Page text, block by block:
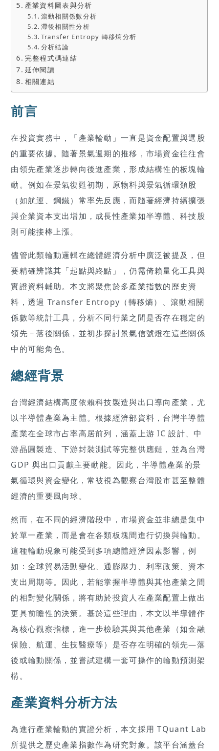
產業資料圖表與分析
滾動相關係數分析
滯後相關性分析
Transfer Entropy 轉移熵分析
分析結論
完整程式碼連結
延伸閱讀
相關連結
前言
在投資實務中，「產業輪動」一直是資金配置與選股
的重要依據。隨著景氣週期的推移，市場資金往往會
由領先產業逐步轉向後進產業，形成結構性的板塊輪
動。例如在景氣復甦初期，原物料與景氣循環類股
（如航運、鋼鐵）常率先反應，而隨著經濟持續擴張
與企業資本支出增加，成長性產業如半導體、科技股
則可能接棒上漲。
儘管此類輪動邏輯在總體經濟分析中廣泛被提及，但
要精確辨識其「起點與終點」，仍需倚賴量化工具與
實證資料輔助。本文將聚焦於多產業指數的歷史資
料，透過 Transfer Entropy（轉移熵）、滾動相關
係數等統計工具，分析不同行業之間是否存在穩定的
領先－落後關係，並初步探討景氣信號燈在這些關係
中的可能角色。
總經背景
台灣經濟結構高度依賴科技製造與出口導向產業，尤
以半導體產業為主體。根據經濟部資料，台灣半導體
產業在全球市占率高居前列，涵蓋上游 IC 設計、中
游晶圓製造、下游封裝測試等完整供應鏈，並為台灣
GDP 與出口貢獻主要動能。因此，半導體產業的景
氣循環與資金變化，常被視為觀察台灣股市甚至整體
經濟的重要風向球。
然而，在不同的經濟階段中，市場資金並非總是集中
於單一產業，而是會在各類板塊間進行切換與輪動。
這種輪動現象可能受到多項總體經濟因素影響，例
如：全球貿易活動變化、通膨壓力、利率政策、資本
支出周期等。因此，若能掌握半導體與其他產業之間
的相對變化關係，將有助於投資人在產業配置上做出
更具前瞻性的決策。基於這些理由，本文以半導體作
為核心觀察指標，進一步檢驗其與其他產業（如金融
保險、航運、生技醫療等）是否存在明確的領先—落
後或輪動關係，並嘗試建構一套可操作的輪動預測架
構。
產業資料分析方法
為進行產業輪動的實證分析，本文採用 TQuant Lab
所提供之歷史產業指數作為研究對象。該平台涵蓋台